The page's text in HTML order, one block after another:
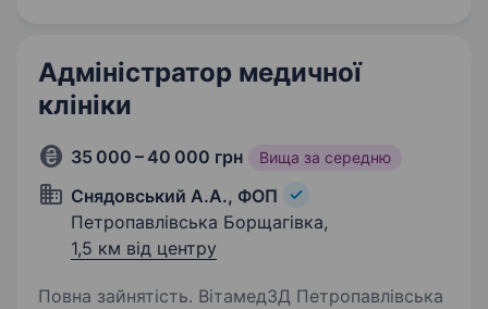
Адміністратор медичної
клініки
35 000 – 40 000 грн Вища за середню
Снядовський А.А., ФОП
Петропавлівська Борщагівка,
1,5 км від центру
Повна зайнятість. Вітамед3Д Петропавлівська